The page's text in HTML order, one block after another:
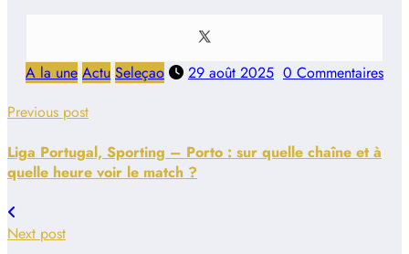
A la une Actu Seleçao 29 août 2025 0 Commentaires
Previous post
Liga Portugal, Sporting – Porto : sur quelle chaîne et à
quelle heure voir le match ?
Next post